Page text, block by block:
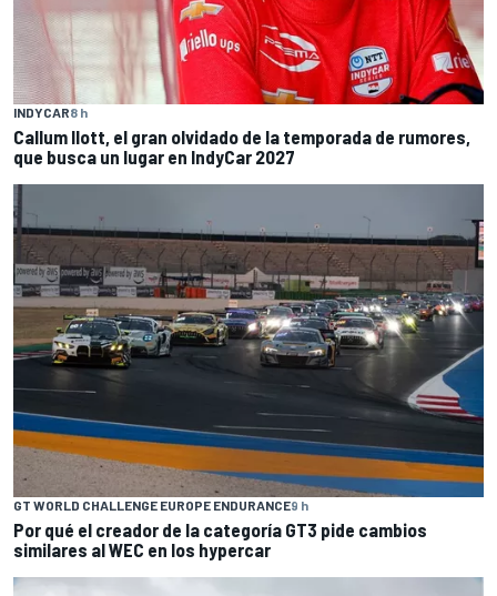
INDYCAR8 h
Callum Ilott, el gran olvidado de la temporada de rumores,
que busca un lugar en IndyCar 2027
GT WORLD CHALLENGE EUROPE ENDURANCE9 h
Por qué el creador de la categoría GT3 pide cambios
similares al WEC en los hypercar